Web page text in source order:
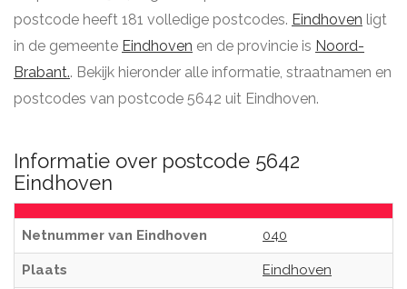
postcode heeft 181 volledige postcodes. Eindhoven ligt
in de gemeente Eindhoven en de provincie is Noord-
Brabant.. Bekijk hieronder alle informatie, straatnamen en
postcodes van postcode 5642 uit Eindhoven.
Informatie over postcode 5642
Eindhoven
Netnummer van Eindhoven 040
Plaats Eindhoven